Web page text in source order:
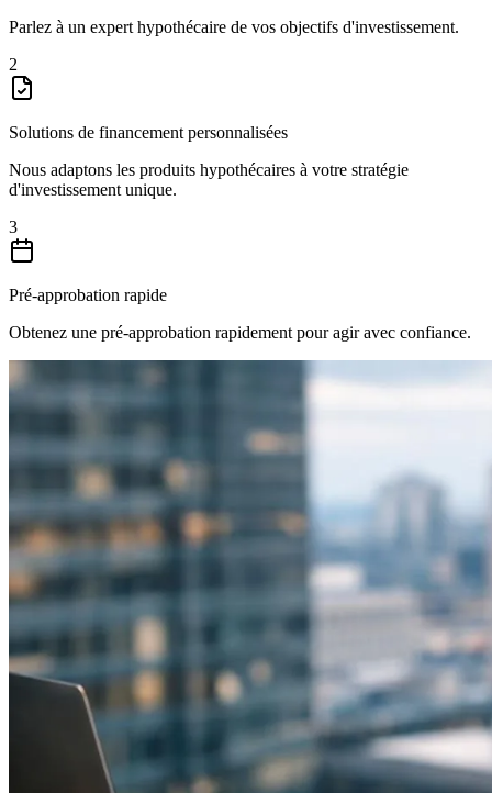
Parlez à un expert hypothécaire de vos objectifs d'investissement.
2
Solutions de financement personnalisées
Nous adaptons les produits hypothécaires à votre stratégie
d'investissement unique.
3
Pré-approbation rapide
Obtenez une pré-approbation rapidement pour agir avec confiance.